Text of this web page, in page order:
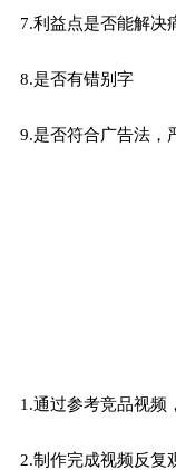
7.利益点是否能解决
8.是否有错别字
9.是否符合广告法，
1.通过参考竞品视频
2.制作完成视频反复